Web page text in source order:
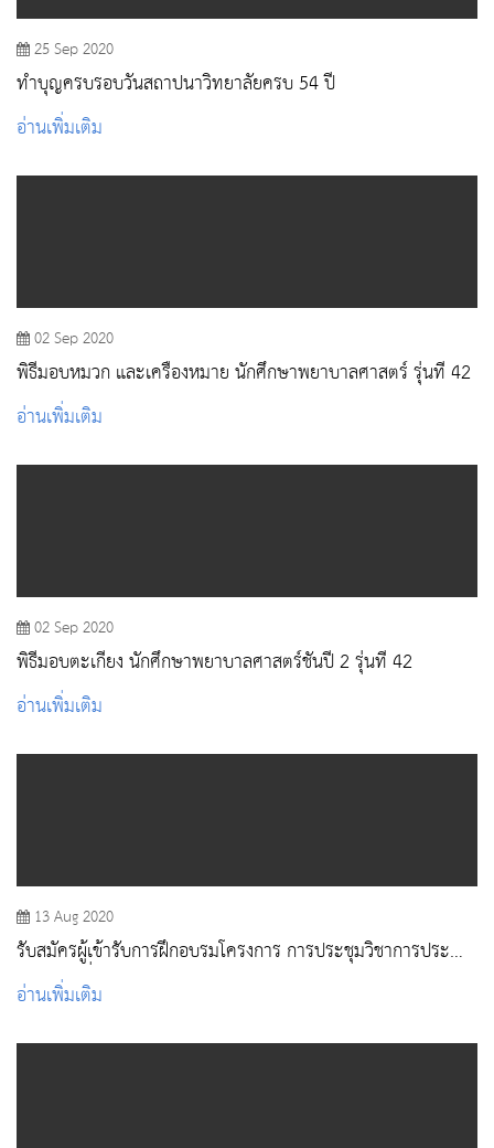
25 Sep 2020
ทําบุญครบรอบวันสถาปนาวิทยาลัยครบ 54 ปี
อ่านเพิ่มเติม
02 Sep 2020
พิธีมอบหมวก และเครื่องหมาย นักศึกษาพยาบาลศาสตร์ รุ่นที่ 42
อ่านเพิ่มเติม
02 Sep 2020
พิธีมอบตะเกียง นักศึกษาพยาบาลศาสตร์ชั้นปี 2 รุ่นที่ 42
อ่านเพิ่มเติม
13 Aug 2020
รับสมัครผู้เข้ารับการฝึกอบรมโครงการ การประชุมวิชาการประจำ
ปี 2563 เรื่อง “Update Nursing Care 2020”
อ่านเพิ่มเติม